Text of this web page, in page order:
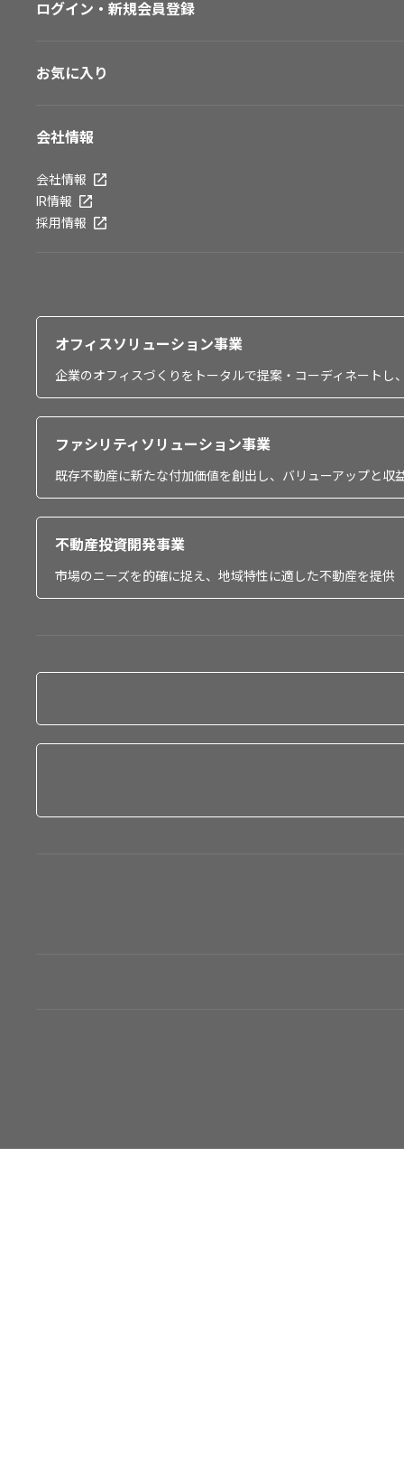
ログイン・新規会員登録
お気に入り
会社情報
会社情報
IR情報
採用情報
オフィスソリューション事業
企業のオフィスづくりをトータルで提案・コーディネート
ファシリティソリューション事業
既存不動産に新たな付加価値を創出し、バリューアップと収
不動産投資開発事業
市場のニーズを的確に捉え、地域特性に適した不動産を提供